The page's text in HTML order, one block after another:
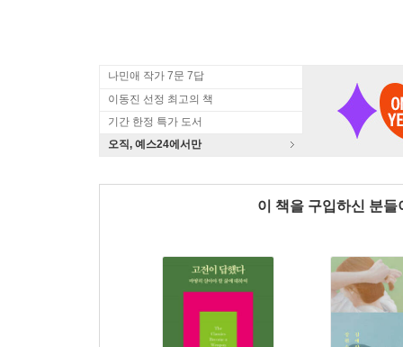
나민애 작가 7문 7답
이동진 선정 최고의 책
기간 한정 특가 도서
오직, 예스24에서만
이 책을 구입하신 분